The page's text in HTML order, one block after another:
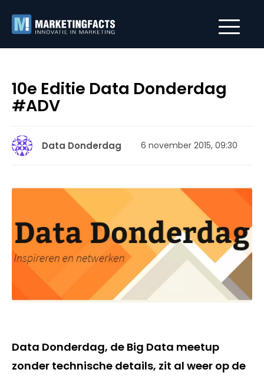
10e Editie Data Donderdag
#ADV
Data Donderdag 6 november 2015, 09:30
Data Donderdag, de Big Data meetup
zonder technische details, zit al weer op de